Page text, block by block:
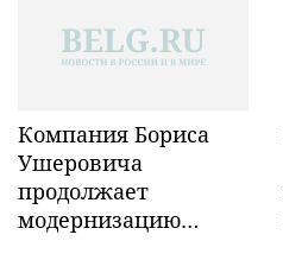
Компания Бориса
Ушеровича
продолжает
модернизацию